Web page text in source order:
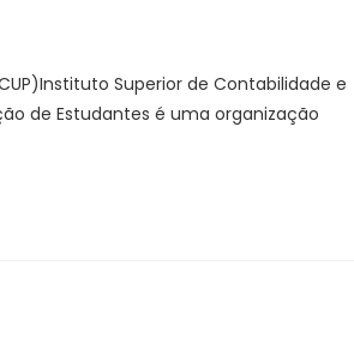
Superior de Contabilidade e
de Estudantes é uma organização